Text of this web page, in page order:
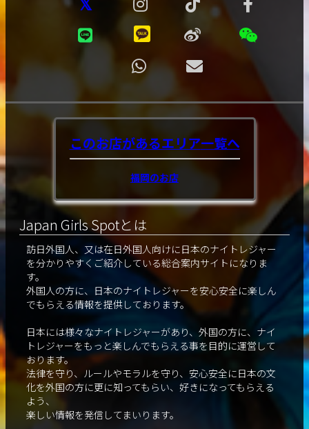
このお店があるエリア一覧へ
福岡のお店
Japan Girls Spotとは
訪日外国人、又は在日外国人向けに日本のナイトレジャー
を分かりやすくご紹介している総合案内サイトになりま
す。
外国人の方に、日本のナイトレジャーを安心安全に楽しん
でもらえる情報を提供しております。
日本には様々なナイトレジャーがあり、外国の方に、ナイ
トレジャーをもっと楽しんでもらえる事を目的に運営して
おります。
法律を守り、ルールやモラルを守り、安心安全に日本の文
化を外国の方に更に知ってもらい、好きになってもらえる
よう、
楽しい情報を発信してまいります。